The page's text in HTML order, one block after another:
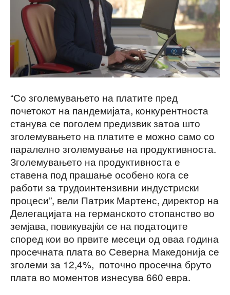
“Со зголемувањето на платите пред
почетокот на пандемијата, конкурентноста
станува се поголем предизвик затоа што
зголемувањето на платите е можно само со
паралелно зголемување на продуктивноста.
Зголемувањето на продуктивноста е
ставена под прашање особено кога се
работи за трудоинтензивни индустриски
процеси”, вели Патрик Мартенс, директор на
Делегацијата на германското стопанство во
земјава, повикувајќи се на податоците
според кои во првите месеци од оваа година
просечната плата во Северна Македонија се
зголеми за 12,4%, поточно просечна бруто
плата во моментов изнесува 660 евра.